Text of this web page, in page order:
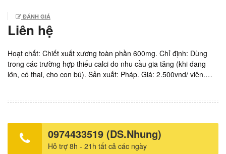
ĐÁNH GIÁ
Liên hệ
Hoạt chất: Chiết xuất xương toàn phần 600mg. Chỉ định: Dùng
trong các trường hợp thiếu calci do nhu cầu gia tăng (khi đang
lớn, có thai, cho con bú). Sản xuất: Pháp. Giá: 2.500vnd/ viên.
hệ Bác sĩ Thắng, call-zalo: 0988778115. Xem thêm: Thuốc ARV
bệnh này? Thêm ca bệnh nhiễm HIV bị suy thận do thuốc ARV?
Điều trị HIV 2024 ở đâu uy tín tốt nhất? Lợi ích của việc điều trị
HIV tại nhà? Mục tiêu 90 thứ 4 trong điều trị HIV có ý nghĩa gì?
0974433519 (DS.Nhung)
Hỗ trợ 8h - 21h tất cả các ngày